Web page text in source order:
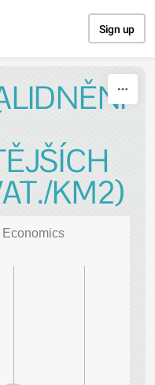
Sign up
KM2)
Economics